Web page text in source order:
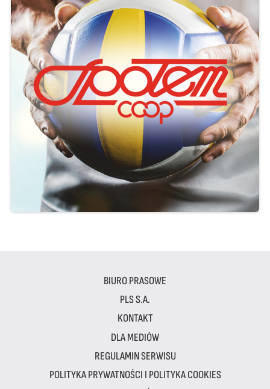
BIURO PRASOWE
PLS S.A.
KONTAKT
DLA MEDIÓW
REGULAMIN SERWISU
POLITYKA PRYWATNOŚCI I POLITYKA COOKIES